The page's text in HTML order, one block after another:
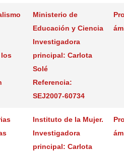
los
Ministerio de
Educación y Ciencia
Investigadora
principal: Carlota
Solé
Referencia:
SEJ2007-60734
Instituto de la Mujer.
Investigadora
principal: Carlota